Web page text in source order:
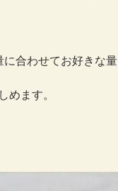
に合わせてお好きな量
めます。